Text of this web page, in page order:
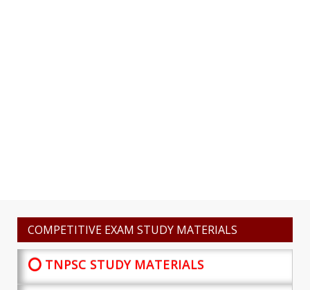
COMPETITIVE EXAM STUDY MATERIALS
⭕ TNPSC STUDY MATERIALS